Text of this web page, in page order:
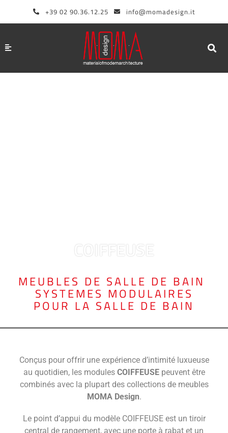
+39 02 90.36.12.25 info@momadesign.it
COIFFEUSE
MEUBLES DE SALLE DE BAIN
SYSTEMES MODULAIRES
POUR LA SALLE DE BAIN
Conçus pour offrir une expérience d’intimité luxueuse
au quotidien, les modules COIFFEUSEpeuvent être
combinés avec la plupart des collections de meubles
MOMA Design.
Le point d’appui du modèle COIFFEUSE est un tiroir
central de rangement, avec une porte à rabat et un